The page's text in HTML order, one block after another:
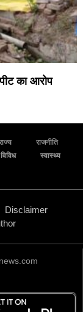
का आरोप
राजनीति
विविध
स्वास्थ्य
Disclaimer